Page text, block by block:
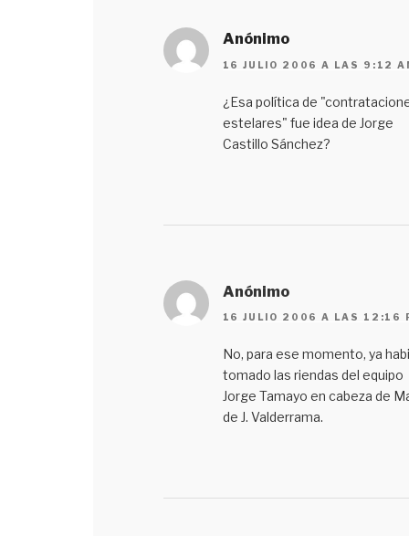
Anónimo
16 JULIO 2006 A LAS 9:12
¿Esa política de
estelares" fue idea de Jorge
Castillo Sánchez?
Anónimo
16 JULIO 2006 A LAS 12:16
No, para ese momento, ya
tomado las riendas del equipo
Jorge Tamayo en cabeza de
de J. Valderrama.